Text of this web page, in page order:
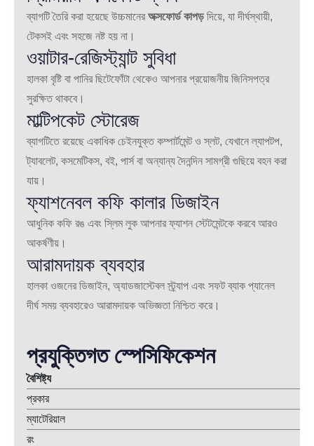
ব্যাগটি তৈরি করা হয়েছে উচ্চমানেরঅক্সফোর্ড কাপড়দিয়ে, যা দীর্ঘস্থায়ী,
টেকসই এবং সহজে নষ্ট হয় না।
ওয়াটার-রেজিস্ট্যান্ট সুবিধা
হালকা বৃষ্টি বা পানির ছিটেফোঁটা থেকেও আপনার প্রয়োজনীয় জিনিসপত্র
সুরক্ষিত থাকবে।
মাল্টিপকেট স্টোরেজ
ব্যাগটিতে রয়েছে একাধিক চেইনযুক্ত কম্পার্টমেন্ট ও স্লট, যেখানে ল্যাপটপ,
ট্যাবলেট, কসমেটিকস, বই, পার্স বা অন্যান্য দৈনন্দিন সামগ্রী গুছিয়ে বহন করা
যায়।
ফ্যাশনেবল কফি কালার ডিজাইন
আধুনিক কফি রঙ এবং স্লিম লুক আপনার ফ্যাশন স্টেটমেন্টকে করবে আরও
আকর্ষণীয়।
আরামদায়ক ব্যবহার
হালকা ওজনের ডিজাইন, অ্যাডজাস্টেবল স্ট্র্যাপ এবং সফট ব্যাক প্যানেল
দীর্ঘ সময় ব্যবহারেও আরামদায়ক অভিজ্ঞতা নিশ্চিত করে।
প্রযুক্তিগত স্পেসিফিকেশন
বৈশিষ্ট্য
প্রকার
ম্যাটেরিয়াল
রং